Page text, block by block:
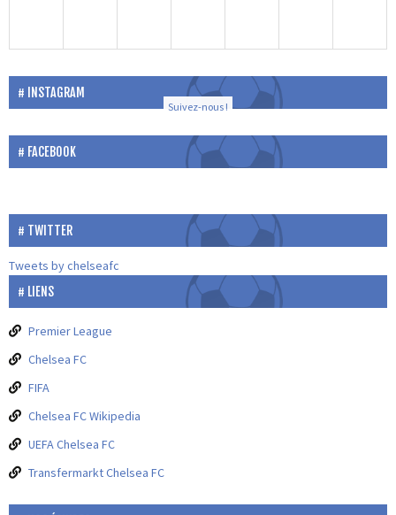
INSTAGRAM
Suivez-nous !
FACEBOOK
TWITTER
Tweets by chelseafc
LIENS
Premier League
Chelsea FC
FIFA
Chelsea FC Wikipedia
UEFA Chelsea FC
Transfermarkt Chelsea FC